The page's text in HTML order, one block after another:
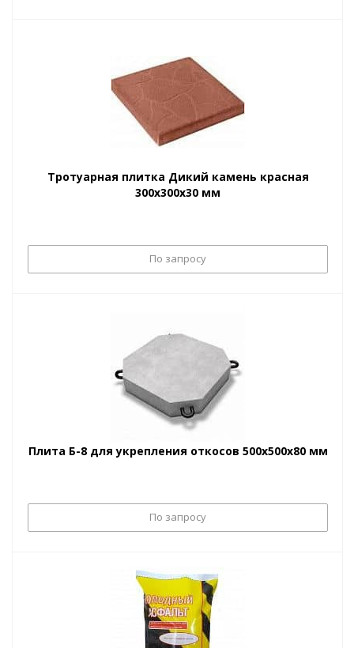
Тротуарная плитка Дикий камень красная
300х300х30 мм
По запросу
Плита Б-8 для укрепления откосов 500х500х80 мм
По запросу